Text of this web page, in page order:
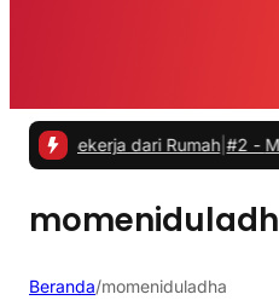
dari Rumah |#2 -
Beranda/momeniduladha